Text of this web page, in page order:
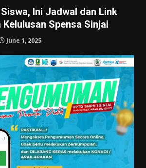
Ini Jadwal dan Link
Kelulusan Spensa Sinjai
June 1, 2025